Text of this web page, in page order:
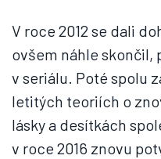
V roce 2012 se dali
ovšem náhle skončil,
v seriálu. Poté spolu
letitých teoriích o
lásky a desítkách
v roce 2016 znovu